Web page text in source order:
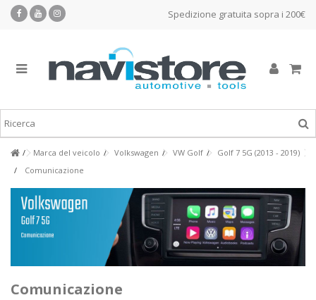
Spedizione gratuita sopra i 200€
Marca del veicolo Volkswagen VW Golf
Golf 7 5G (2013 - 2019)
Comunicazione
Comunicazione